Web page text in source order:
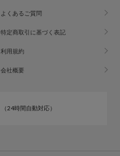
よくあるご質問
特定商取引に基づく表記
利用規約
会社概要
（24時間自動対応）